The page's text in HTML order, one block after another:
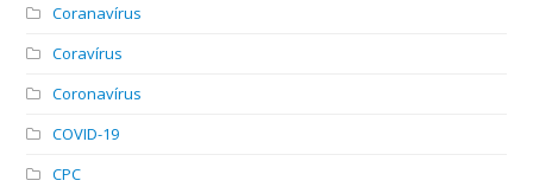
Coranavírus
Coravírus
Coronavírus
COVID-19
CPC